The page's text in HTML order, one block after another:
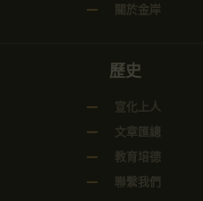
關於金岸
歷史
宣化上人
文章匯總
教育培德
聯繫我們